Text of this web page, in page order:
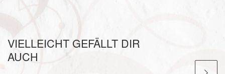
VIELLEICHT GEFÄLLT DIR
AUCH